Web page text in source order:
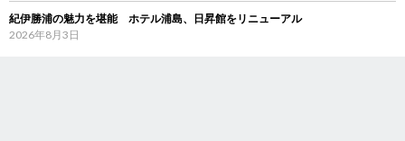
紀伊勝浦の魅力を堪能 ホテル浦島、日昇館をリニューアル
2026年8月3日